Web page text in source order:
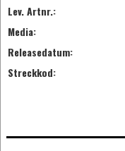
Lev. Artnr.:
Media:
Releasedatum:
Streckkod: